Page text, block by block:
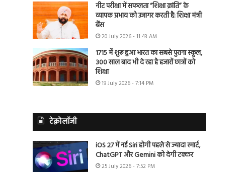
नीट परीक्षा में सफलता “शिक्षा क्रांति” के
व्यापक प्रभाव को उजागर करती है: शिक्षा मंत्री
बैंस
20 July 2026 - 11:43 AM
1715 में शुरू हुआ भारत का सबसे पुराना स्कूल,
300 साल बाद भी दे रहा है हजारों छात्रों को
शिक्षा
19 July 2026 - 7:14 PM
टेक्नोलॉजी
iOS 27 में नई Siri होगी पहले से ज्यादा स्मार्ट,
ChatGPT और Gemini को देगी टक्कर
25 July 2026 - 7:52 PM